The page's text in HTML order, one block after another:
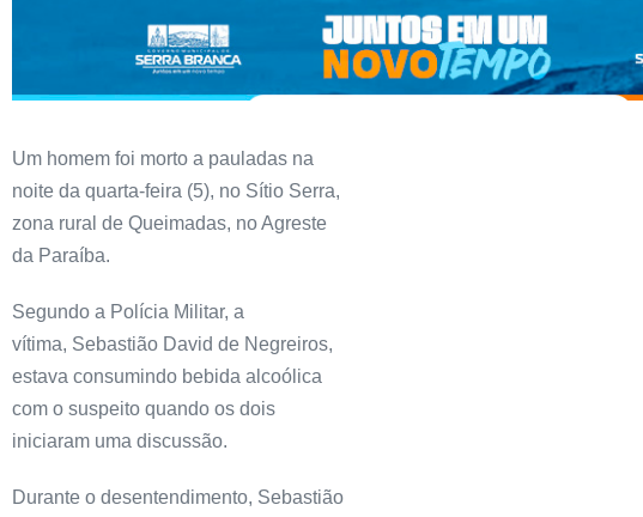
Um homem foi morto a pauladas na
noite da quarta-feira (5), no Sítio Serra,
zona rural de Queimadas, no Agreste
da Paraíba.
Segundo a Polícia Militar, a
vítima, Sebastião David de Negreiros,
estava consumindo bebida alcoólica
com o suspeito quando os dois
iniciaram uma discussão.
Durante o desentendimento, Sebastião